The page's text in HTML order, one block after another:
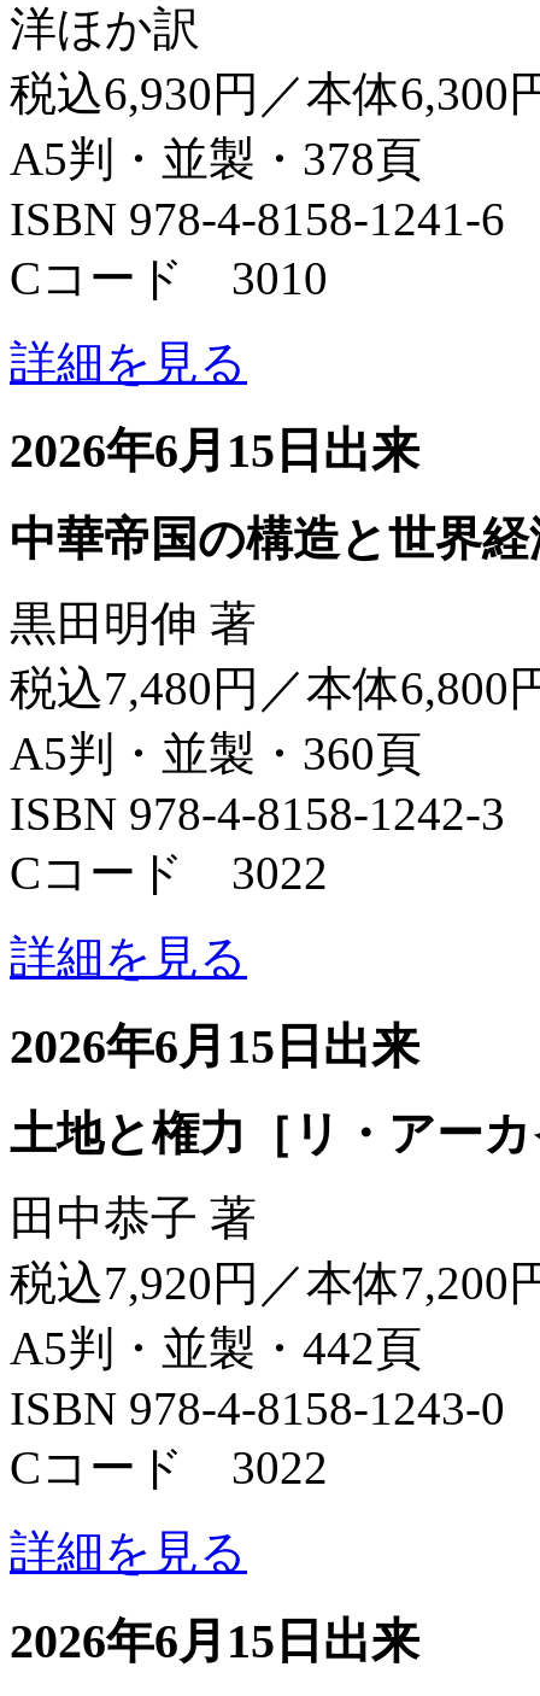
洋ほか訳
税込6,930円／本体6,300
A5判・並製・378頁
ISBN 978-4-8158-1241-6
Cコード 3010
詳細を見る
2026年6月15日出来
中華帝国の構造と世界
黒田明伸 著
税込7,480円／本体6,800
A5判・並製・360頁
ISBN 978-4-8158-1242-3
Cコード 3022
詳細を見る
2026年6月15日出来
土地と権力［リ・アー
田中恭子 著
税込7,920円／本体7,200
A5判・並製・442頁
ISBN 978-4-8158-1243-0
Cコード 3022
詳細を見る
2026年6月15日出来